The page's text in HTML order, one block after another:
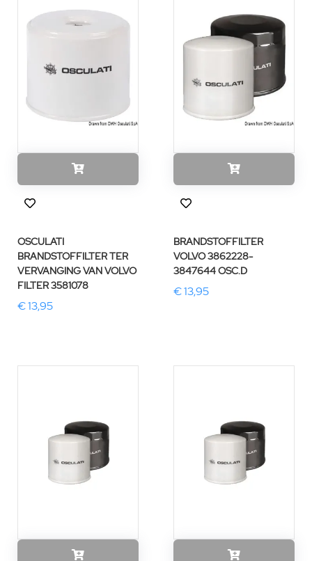
OSCULATI
BRANDSTOFFILTER TER
VERVANGING VAN VOLVO
FILTER 3581078
€ 13,95
BRANDSTOFFILTER
VOLVO 3862228-
3847644 OSC.D
€ 13,95